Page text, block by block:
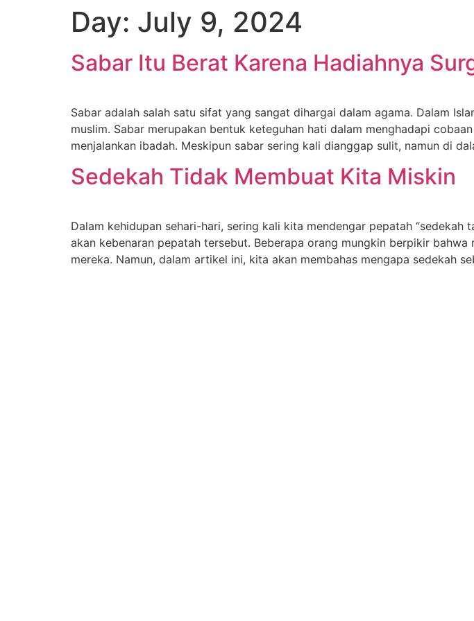
Day: July 9, 2024
Sabar Itu Berat Karena Hadiahnya
Sabar adalah salah satu sifat yang sangat dihargai dalam agama. Dalam
muslim. Sabar merupakan bentuk keteguhan hati dalam menghadapi
menjalankan ibadah. Meskipun sabar sering kali dianggap sulit, namun di
Sedekah Tidak Membuat Kita Miskin
Dalam kehidupan sehari-hari, sering kali kita mendengar pepatah
akan kebenaran pepatah tersebut. Beberapa orang mungkin berpikir
mereka. Namun, dalam artikel ini, kita akan membahas mengapa sedekah